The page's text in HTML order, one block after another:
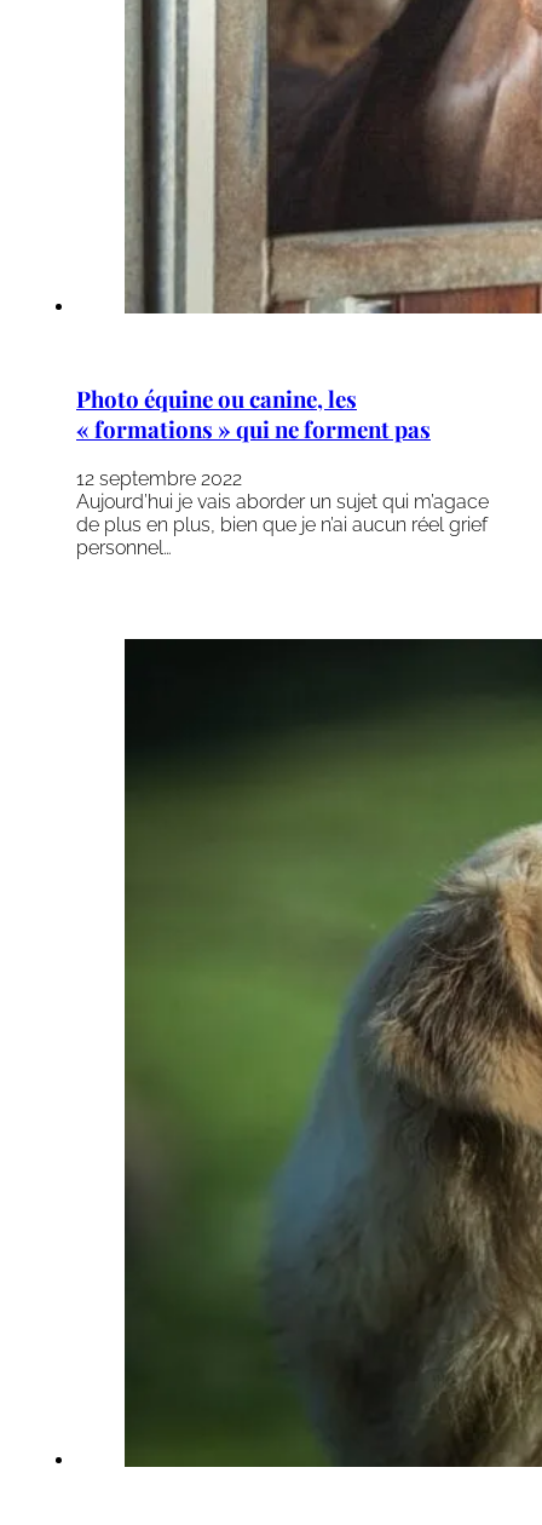
Photo équine ou canine, les
« formations » qui ne forment pas
12 septembre 2022
Aujourd’hui je vais aborder un sujet qui m’agace
de plus en plus, bien que je n’ai aucun réel grief
personnel…